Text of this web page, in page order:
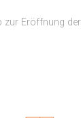
zur Eröffnung